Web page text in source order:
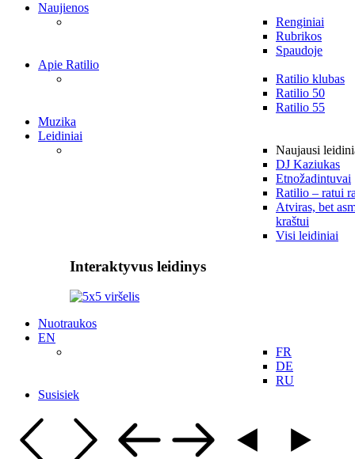
Naujienos
Renginiai
Rubrikos
Spaudoje
Apie Ratilio
Ratilio klubas
Ratilio 50
Ratilio 55
Muzika
Leidiniai
Naujausi
DJ Kaziukas
Etnožadintuvai
Ratilio – ratui
Atviras, bet
kraštui
Visi leidiniai
Interaktyvus leidinys
Nuotraukos
EN
FR
DE
RU
Susisiek